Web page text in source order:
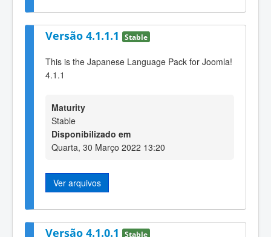
Versão 4.1.1.1 Stable
This is the Japanese Language Pack for Joomla!
4.1.1
Maturity
Stable
Disponibilizado em
Quarta, 30 Março 2022 13:20
Ver arquivos
Versão 4.1.0.1 Stable